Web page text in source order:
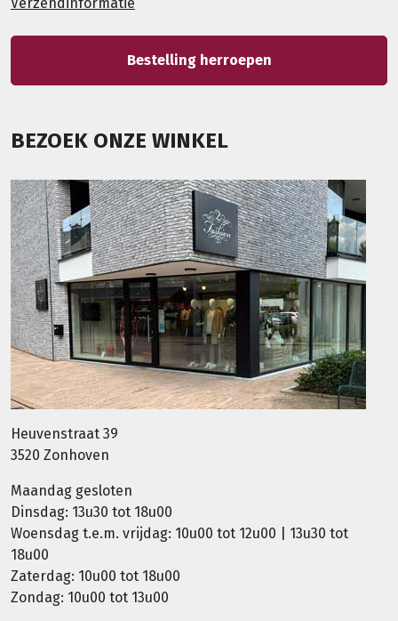
Bestelling herroepen
BEZOEK ONZE WINKEL
Heuvenstraat 39
3520 Zonhoven
Maandag gesloten
Dinsdag: 13u30 tot 18u00
Woensdag t.e.m. vrijdag: 10u00 tot 12u00 | 13u30 tot
18u00
Zaterdag: 10u00 tot 18u00
Zondag: 10u00 tot 13u00